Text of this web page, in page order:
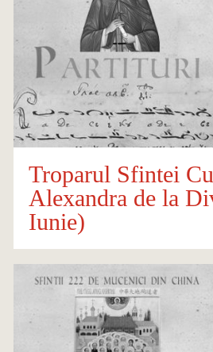
Troparul Sfintei
Alexandra de la
Iunie)